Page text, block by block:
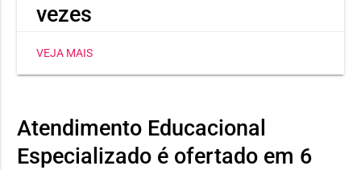
vezes
Heli Nunes, já conquistou três medalhas, sendo dois
ouros e uma prata. Já a estudante Maria Jhulya
de disco.
VEJA MAIS
Atendimento Educacional
Especializado é ofertado em 6